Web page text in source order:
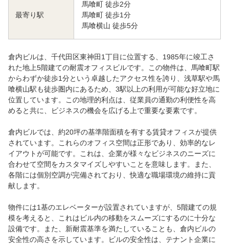
最寄り駅
馬喰町 徒歩2分
馬喰町 徒歩1分
馬喰横山 徒歩5分
倉内ビルは、千代田区東神田1丁目に位置する、1985年に竣工さ
れた地上5階建ての耐震オフィスビルです。この物件は、馬喰町駅
からわずか徒歩1分という卓越したアクセス性を誇り、浅草駅や馬
喰横山駅も徒歩圏内にあるため、3駅以上の利用が可能な好立地に
位置しています。この地理的利点は、従業員の通勤の利便性を高
めると共に、ビジネスの機会を広げる上で重要な要素です。
倉内ビルでは、約20坪の基準階面積を有する賃貸オフィスが提供
されています。これらのオフィス空間は正形であり、効率的なレ
イアウトが可能です。これは、企業が様々なビジネスのニーズに
合わせて空間をカスタマイズしやすいことを意味します。また、
各階には個別空調が完備されており、快適な職場環境の維持に貢
献します。
物件には1基のエレベーターが設置されていますが、5階建ての規
模を考えると、これはビル内の移動をスムーズにするのに十分な
設備です。また、新耐震基準を満たしていることも、倉内ビルの
安全性の高さを示しています。ビルの安全性は、テナント企業に